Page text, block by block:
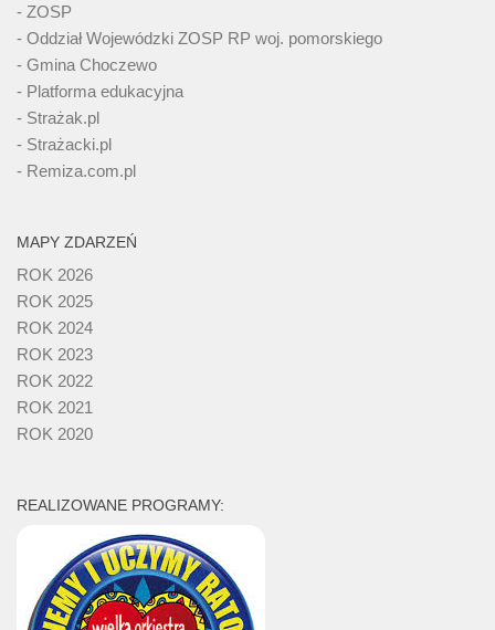
- ZOSP
- Oddział Wojewódzki ZOSP RP woj. pomorskiego
- Gmina Choczewo
- Platforma edukacyjna
- Strażak.pl
- Strażacki.pl
- Remiza.com.pl
MAPY ZDARZEŃ
ROK 2026
ROK 2025
ROK 2024
ROK 2023
ROK 2022
ROK 2021
ROK 2020
REALIZOWANE PROGRAMY: